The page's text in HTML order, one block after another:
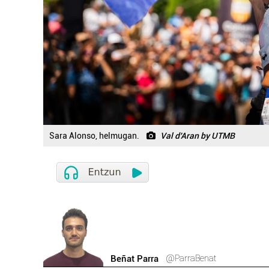
Sara Alonso, helmugan. Val d'Aran by UTMB
Beñat Parra @ParraBenat